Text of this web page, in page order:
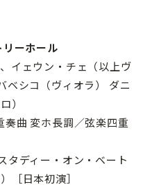
ーホール
イェウン・チェ（以上ヴ
ベシコ（ヴィオラ） ダニ
）
奏曲 変ホ長調／弦楽四重
ディー・オン・ベート
［日本初演］